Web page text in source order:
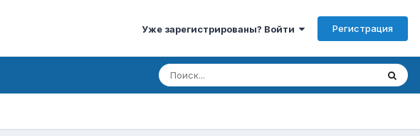
Уже зарегистрированы? Войти Регистрация